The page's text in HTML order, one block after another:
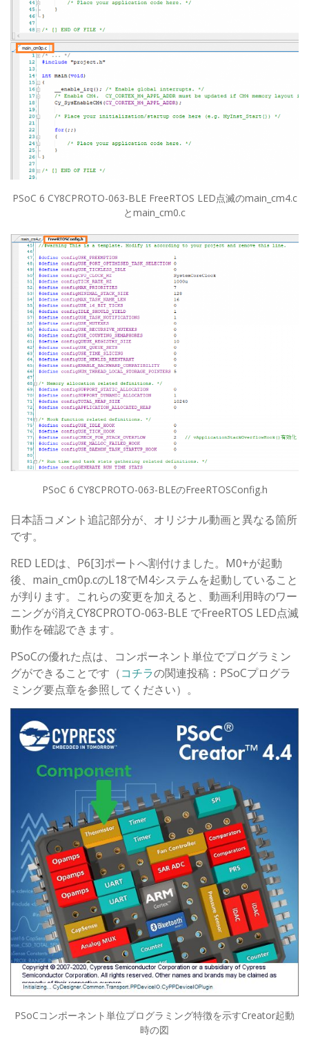
PSoC 6 CY8CPROTO-063-BLE FreeRTOS LED点滅のmain_cm4.c
とmain_cm0.c
PSoC 6 CY8CPROTO-063-BLEのFreeRTOSConfig.h
日本語コメント追記部分が、オリジナル動画と異なる箇所
です。
RED LEDは、P6[3]ポートへ割付けました。M0+が起動
後、main_cm0p.cのL18でM4システムを起動していること
が判ります。これらの変更を加えると、動画利用時のワー
ニングが消えCY8CPROTO-063-BLE でFreeRTOS LED点滅
動作を確認できます。
PSoCの優れた点は、コンポーネント単位でプログラミン
グができることです（コチラの関連投稿：PSoCプログラ
ミング要点章を参照してください）。
PSoCコンポーネント単位プログラミング特徴を示すCreator起動
時の図